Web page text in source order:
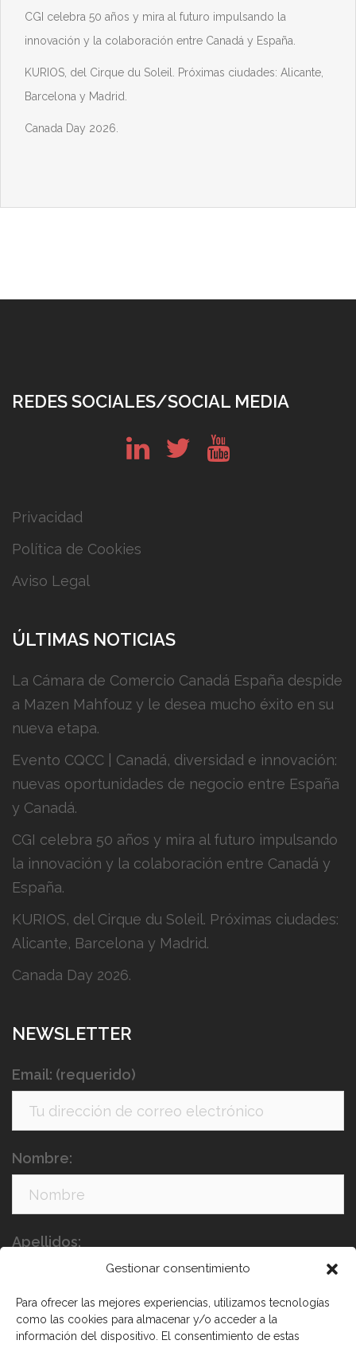
Gestionar consentimiento
Para ofrecer las mejores experiencias, utilizamos tecnologías
como las cookies para almacenar y/o acceder a la
información del dispositivo. El consentimiento de estas
CGI celebra 50 años y mira al futuro impulsando la
innovación y la colaboración entre Canadá y España.
KURIOS, del Cirque du Soleil. Próximas ciudades: Alicante,
Barcelona y Madrid.
Canada Day 2026.
REDES SOCIALES/SOCIAL MEDIA
Privacidad
Política de Cookies
Aviso Legal
ÚLTIMAS NOTICIAS
La Cámara de Comercio Canadá España despide
a Mazen Mahfouz y le desea mucho éxito en su
nueva etapa.
Evento CQCC | Canadá, diversidad e innovación:
nuevas oportunidades de negocio entre España
y Canadá.
CGI celebra 50 años y mira al futuro impulsando
la innovación y la colaboración entre Canadá y
España.
KURIOS, del Cirque du Soleil. Próximas ciudades:
Alicante, Barcelona y Madrid.
Canada Day 2026.
NEWSLETTER
Email: (requerido)
Nombre:
Apellidos: